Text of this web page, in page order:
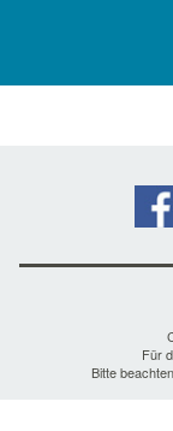
Für
Bitte